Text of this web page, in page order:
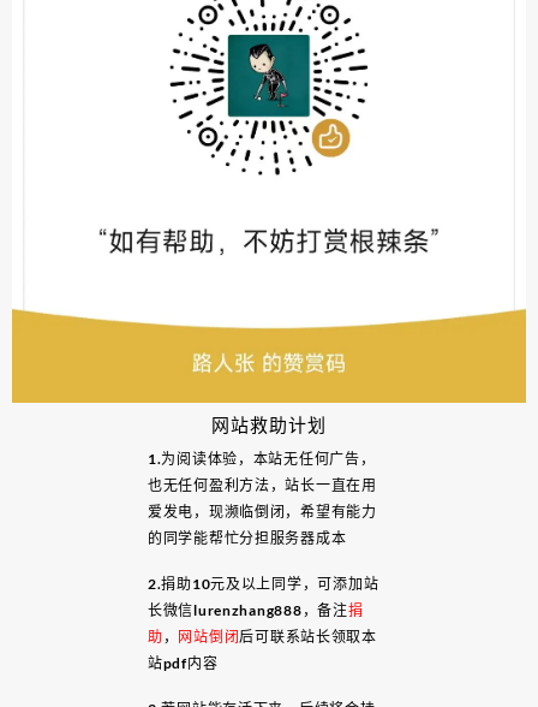
网站救助计划
1.为阅读体验，本站无任何广告，
也无任何盈利方法，站长一直在用
爱发电，现濒临倒闭，希望有能力
的同学能帮忙分担服务器成本
2.捐助10元及以上同学，可添加站
长微信lurenzhang888，备注捐
助 ， 网站倒闭 后可联系站长领取本
站pdf内容